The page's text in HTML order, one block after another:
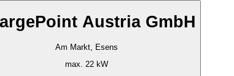
Austria GmbH
Am Markt, Esens
max. 22 kW